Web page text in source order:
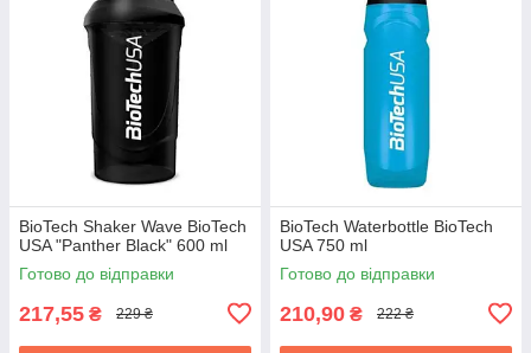
BioTech Shaker Wave BioTech
USA "Panther Black" 600 ml
Готово до відправки
217,55 ₴ 229 ₴
BioTech Waterbottle BioTech
USA 750 ml
Готово до відправки
210,90 ₴ 222 ₴